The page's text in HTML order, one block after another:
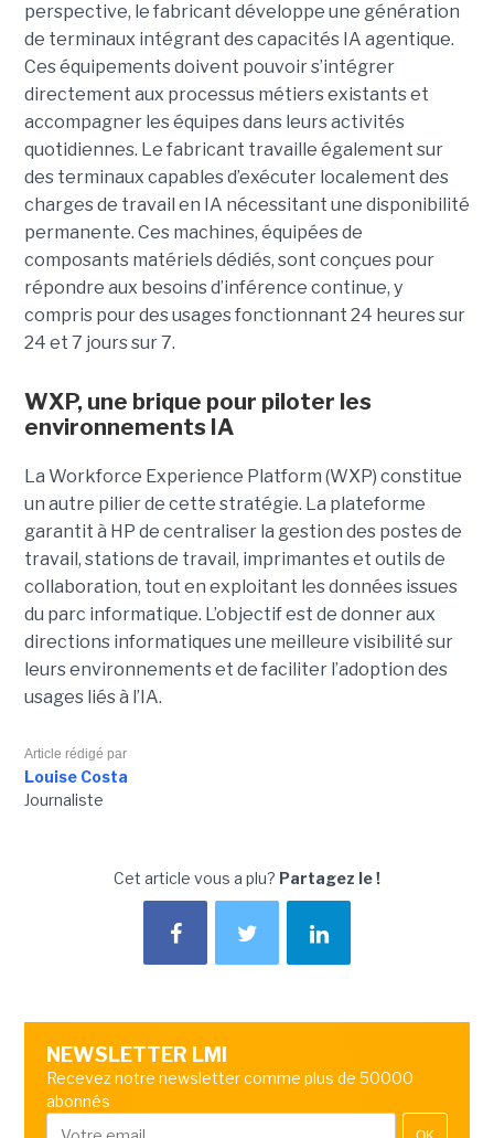
perspective, le fabricant développe une génération
de terminaux intégrant des capacités IA agentique.
Ces équipements doivent pouvoir s’intégrer
directement aux processus métiers existants et
accompagner les équipes dans leurs activités
quotidiennes. Le fabricant travaille également sur
des terminaux capables d’exécuter localement des
charges de travail en IA nécessitant une disponibilité
permanente. Ces machines, équipées de
composants matériels dédiés, sont conçues pour
répondre aux besoins d’inférence continue, y
compris pour des usages fonctionnant 24 heures sur
24 et 7 jours sur 7.
WXP, une brique pour piloter les
environnements IA
La Workforce Experience Platform (WXP) constitue
un autre pilier de cette stratégie. La plateforme
garantit à HP de centraliser la gestion des postes de
travail, stations de travail, imprimantes et outils de
collaboration, tout en exploitant les données issues
du parc informatique. L’objectif est de donner aux
directions informatiques une meilleure visibilité sur
leurs environnements et de faciliter l’adoption des
usages liés à l’IA.
Article rédigé par
Louise Costa
Journaliste
Cet article vous a plu? Partagez le !
NEWSLETTER LMI
Recevez notre newsletter comme plus de 50000
abonnés